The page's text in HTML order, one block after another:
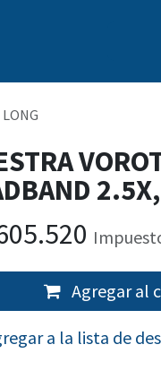
Agregar al
a la lista de